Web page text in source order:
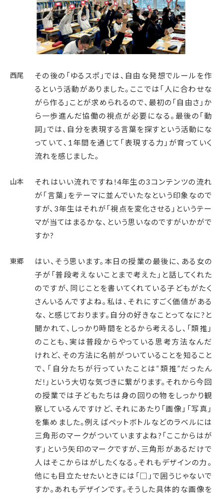
西尾
その後の「ゆるスポ」では、自由な発想でルールを作
るという活動がありました。ここでは「人に合わせな
がら作る」ことが求められるので、最初の「自由さ」か
ら一歩進んだ協働の視点が必要になる。最後の「動
詞」では、自分を表現する言葉を探すという活動にな
っていて、1年間を通じて「表現する力」が育っていく
流れを感じました。
山本
それはいい流れですね!4年生の3コンテンツの流れ
が「言葉」をテーマに並んでいたなという印象なので
すが、3年生はそれが「視点を変化させる」というテー
マが当てはまるかな、という思いなのですがいかがで
すか?
東郷
はい、そう思います。本日の授業の最後に、ある女の
子が「普段考えないことまで考えた」と話してくれた
のですが、同じことを書いてくれている子どもがたく
さんいるんですよね。私は、それにすごく価値がある
な、と感じております。自分の好きなことってなに?と
聞かれて、しっかり時間をとるから考えるし、「類推」
のことも、実は普段からやっている思考方法なんだ
けれど、その方法に名前がついていることを知ること
で、「自分たちが行っていたことは“類推”だったん
だ!」という大切な気づきに繋がります。それから今回
の授業では子どもたちは身の回りの物をしっかり観
察しているんですけど、それにあたり「画像」「写真」
を集めました。例えばペットボトルなどのラベルには
三角形のマークがついていますよね?「ここからはが
す」という矢印のマークですが、三角形があるだけで
人はそこからはがしたくなる。それもデザインの力。
他にも目立たせたいときには「□」で囲うじゃないで
すか。あれもデザインです。そうした具体的な画像を